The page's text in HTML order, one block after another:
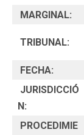
MARGINAL:
TRIBUNAL:
FECHA:
JURISDICCIÓ
N:
PROCEDIMIE